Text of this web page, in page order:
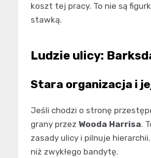
koszt tej pracy. To nie są
stawką.
Ludzie ulicy:
Stara organizacja i
Jeśli chodzi o stronę
grany przez Wooda Harrisa.
zasady ulicy i pilnuje
niż zwykłego bandytę.